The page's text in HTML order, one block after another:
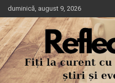
Skip
to
content
duminică, august 9, 2026